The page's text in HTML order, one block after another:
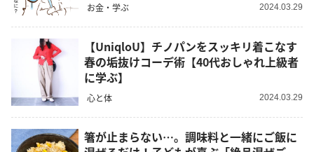
お金・学ぶ 2024.03.29
【UniqloU】チノパンをスッキリ着こなす
春の垢抜けコーデ術【40代おしゃれ上級者
に学ぶ】
心と体 2024.03.29
箸が止まらない…。調味料と一緒にご飯に